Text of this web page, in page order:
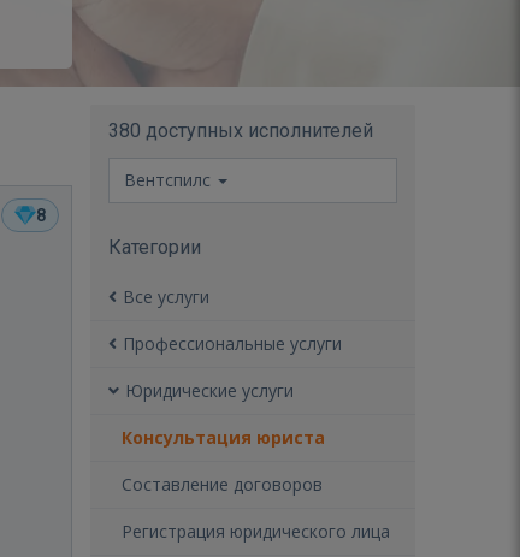
8
380 доступных исполнителей
Вентспилс
Категории
Все услуги
Профессиональные услуги
Юридические услуги
Консультация юриста
Составление договоров
Регистрация юридического лица